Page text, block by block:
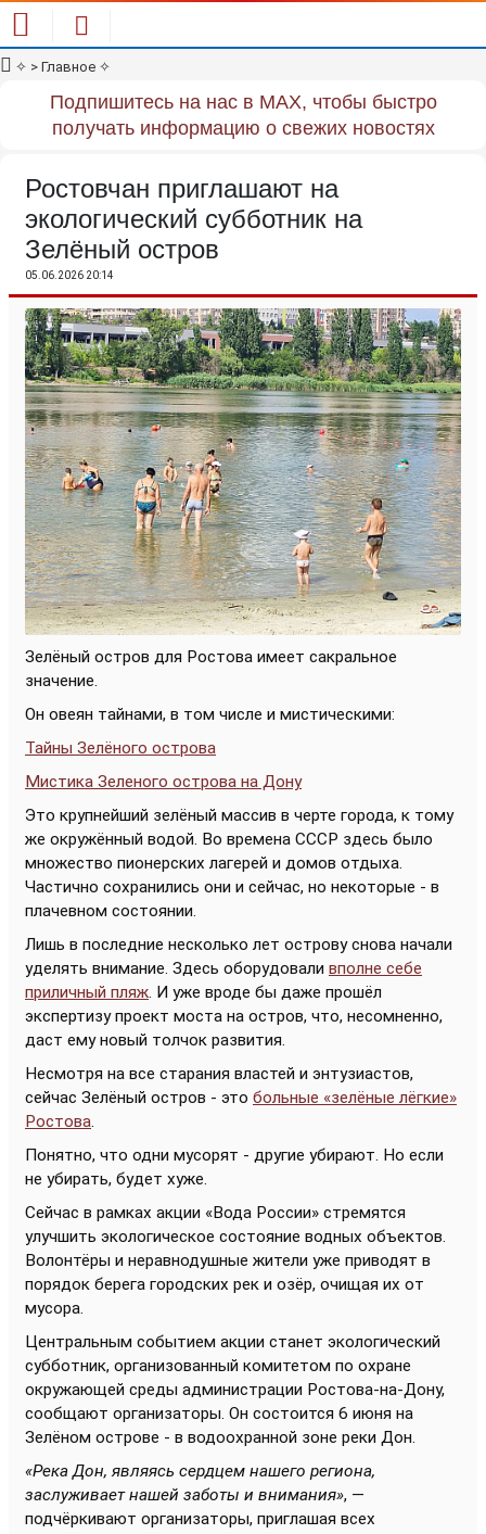
✧ > Главное ✧
Подпишитесь на нас в MAX, чтобы быстро
получать информацию о свежих новостях
Ростовчан приглашают на
экологический субботник на
Зелёный остров
05.06.2026 20:14
Зелёный остров для Ростова имеет сакральное
значение.
Он овеян тайнами, в том числе и мистическими:
Тайны Зелёного острова
Мистика Зеленого острова на Дону
Это крупнейший зелёный массив в черте города, к тому
же окружённый водой. Во времена СССР здесь было
множество пионерских лагерей и домов отдыха.
Частично сохранились они и сейчас, но некоторые - в
плачевном состоянии.
Лишь в последние несколько лет острову снова начали
уделять внимание. Здесь оборудовали вполне себе
приличный пляж. И уже вроде бы даже прошёл
экспертизу проект моста на остров, что, несомненно,
даст ему новый толчок развития.
Несмотря на все старания властей и энтузиастов,
сейчас Зелёный остров - это больные «зелёные лёгкие»
Ростова.
Понятно, что одни мусорят - другие убирают. Но если
не убирать, будет хуже.
Сейчас в рамках акции «Вода России» стремятся
улучшить экологическое состояние водных объектов.
Волонтёры и неравнодушные жители уже приводят в
порядок берега городских рек и озёр, очищая их от
мусора.
Центральным событием акции станет экологический
субботник, организованный комитетом по охране
окружающей среды администрации Ростова-на-Дону,
сообщают организаторы. Он состоится 6 июня на
Зелёном острове - в водоохранной зоне реки Дон.
«Река Дон, являясь сердцем нашего региона,
заслуживает нашей заботы и внимания», —
подчёркивают организаторы, приглашая всех